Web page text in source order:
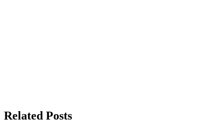
Related Posts